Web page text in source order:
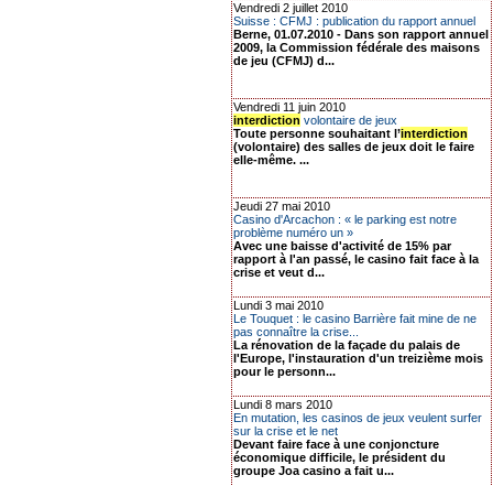
Vendredi 2 juillet 2010
Suisse : CFMJ : publication du rapport annuel
Berne, 01.07.2010 - Dans son rapport annuel
2009, la Commission fédérale des maisons
de jeu (CFMJ) d...
Vendredi 11 juin 2010
interdiction volontaire de jeux
Toute personne souhaitant l’interdiction
(volontaire) des salles de jeux doit le faire
elle-même. ...
Jeudi 27 mai 2010
Casino d'Arcachon : « le parking est notre
problème numéro un »
Avec une baisse d'activité de 15% par
rapport à l'an passé, le casino fait face à la
crise et veut d...
Lundi 3 mai 2010
Le Touquet : le casino Barrière fait mine de ne
pas connaître la crise...
La rénovation de la façade du palais de
l'Europe, l'instauration d'un treizième mois
pour le personn...
Lundi 8 mars 2010
En mutation, les casinos de jeux veulent surfer
sur la crise et le net
Devant faire face à une conjoncture
économique difficile, le président du
groupe Joa casino a fait u...